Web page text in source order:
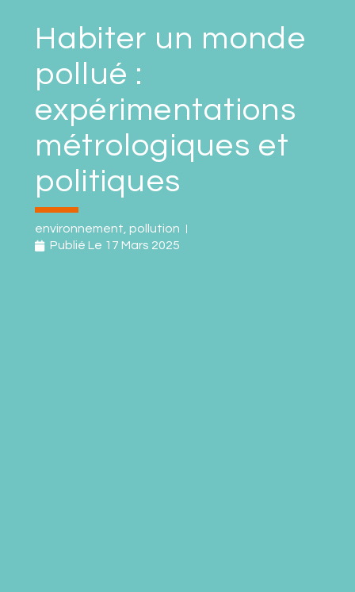
Habiter un monde
pollué :
expérimentations
métrologiques et
politiques
environnement ,pollution
Publié Le 17 Mars 2025